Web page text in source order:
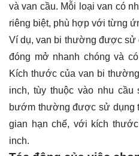
và van cầu. Mỗi loại van có
riêng biệt, phù hợp với từng
Ví dụ, van bi thường được sử
đóng mở nhanh chóng và
Kích thước của van bi
inch, tùy thuộc vào nhu
bướm thường được sử dụng
gian hạn chế, với kích
inch.